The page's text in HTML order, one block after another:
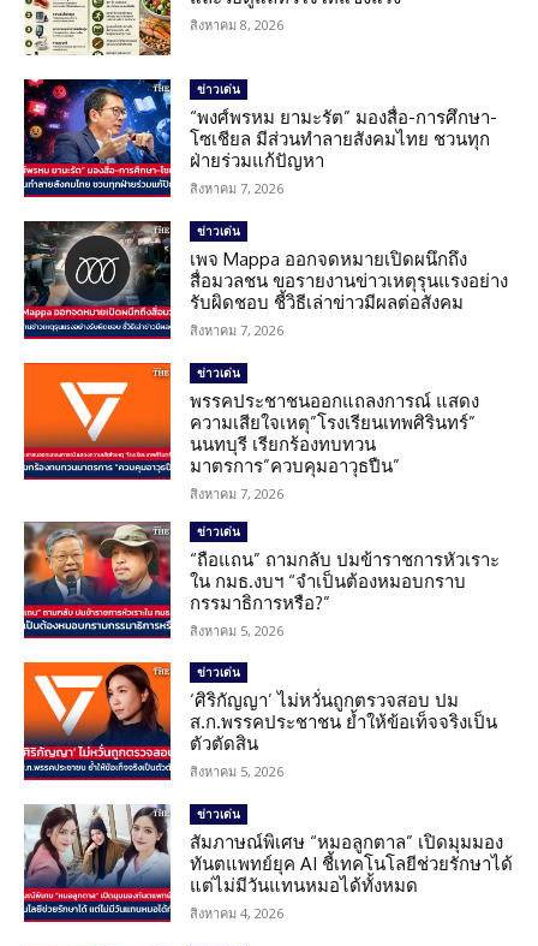
สิงหาคม 8, 2026
ข่าวเด่น
“พงศ์พรหม ยามะรัต” มองสื่อ-การศึกษา-
โซเชียล มีส่วนทำลายสังคมไทย ชวนทุก
ฝ่ายร่วมแก้ปัญหา
สิงหาคม 7, 2026
ข่าวเด่น
เพจ Mappa ออกจดหมายเปิดผนึกถึง
สื่อมวลชน ขอรายงานข่าวเหตุรุนแรงอย่าง
รับผิดชอบ ชี้วิธีเล่าข่าวมีผลต่อสังคม
สิงหาคม 7, 2026
ข่าวเด่น
พรรคประชาชนออกแถลงการณ์ แสดง
ความเสียใจเหตุ”โรงเรียนเทพศิรินทร์”
นนทบุรี เรียกร้องทบทวน
มาตรการ”ควบคุมอาวุธปืน”
สิงหาคม 7, 2026
ข่าวเด่น
“ถือแถน” ถามกลับ ปมข้าราชการหัวเราะ
ใน กมธ.งบฯ “จำเป็นต้องหมอบกราบ
กรรมาธิการหรือ?”
สิงหาคม 5, 2026
ข่าวเด่น
‘ศิริกัญญา’ ไม่หวั่นถูกตรวจสอบ ปม
ส.ก.พรรคประชาชน ย้ำให้ข้อเท็จจริงเป็น
ตัวตัดสิน
สิงหาคม 5, 2026
ข่าวเด่น
สัมภาษณ์พิเศษ “หมอลูกตาล” เปิดมุมมอง
ทันตแพทย์ยุค AI ชี้เทคโนโลยีช่วยรักษาได้
แต่ไม่มีวันแทนหมอได้ทั้งหมด
สิงหาคม 4, 2026